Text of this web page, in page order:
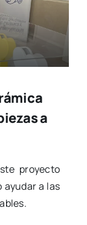
a
pro­yec­to
ayu­dar a las